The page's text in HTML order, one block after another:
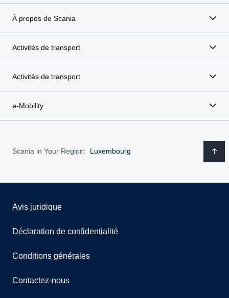
À propos de Scania
Activités de transport
Activités de transport
e-Mobility
Scania in Your Region: Luxembourg
Avis juridique
Déclaration de confidentialité
Conditions générales
Contactez-nous